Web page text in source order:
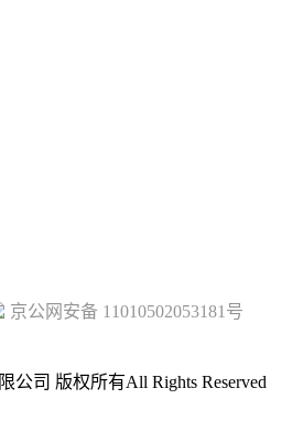
京公网安备 11010502053181号
公司 版权所有All Rights Reserved